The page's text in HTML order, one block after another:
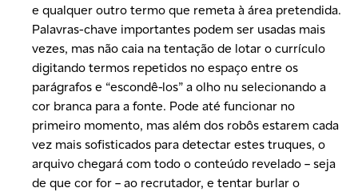
e qualquer outro termo que remeta à área pretendida.
Palavras-chave importantes podem ser usadas mais
vezes, mas não caia na tentação de lotar o currículo
digitando termos repetidos no espaço entre os
parágrafos e “escondê-los” a olho nu selecionando a
cor branca para a fonte. Pode até funcionar no
primeiro momento, mas além dos robôs estarem cada
vez mais sofisticados para detectar estes truques, o
arquivo chegará com todo o conteúdo revelado – seja
de que cor for – ao recrutador, e tentar burlar o